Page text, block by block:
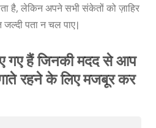
है, लेकिन अपने सभी संकेतों को ज़ाहिर
पता न चल पाए।
गए हैं जिनकी मदद से आप
रहने के लिए मजबूर कर